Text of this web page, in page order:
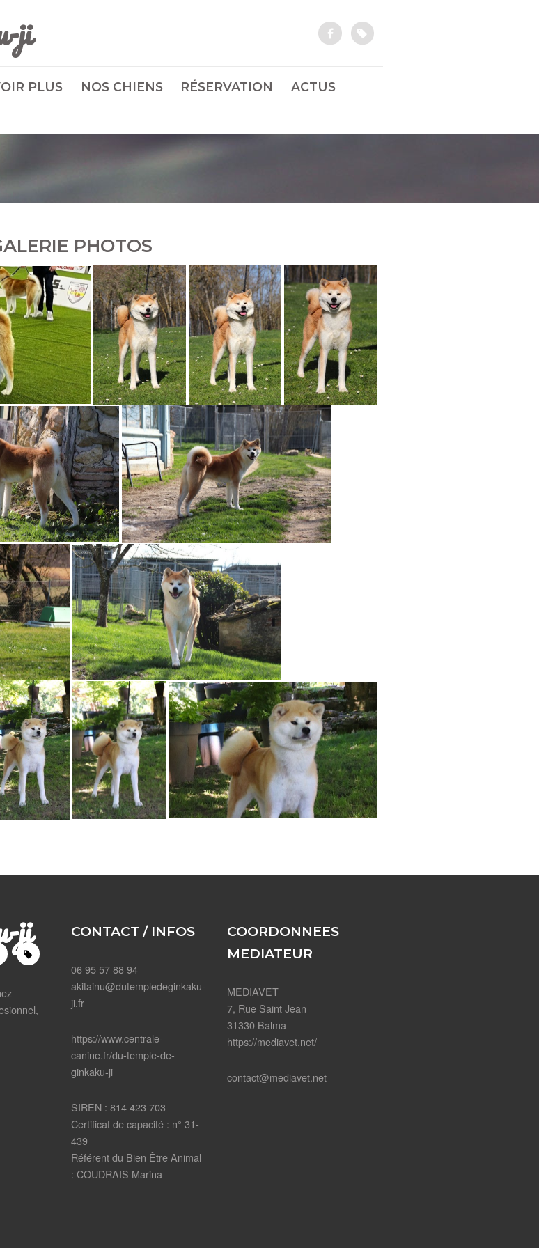
ji
PLUS NOS CHIENS RÉSERVATION
ACTUS
PHOTOS
ji CONTACT / INFOS
06 95 57 88 94
akitainu@dutempledeginkaku-
ji.fr
https://www.centrale-
canine.fr/du-temple-de-
ginkaku-ji
SIREN : 814 423 703
Certificat de capacité : n° 31-
439
Référent du Bien Être Animal
: COUDRAIS Marina
COORDONNEES
MEDIATEUR
MEDIAVET
7, Rue Saint Jean
31330 Balma
https://mediavet.net/
contact@mediavet.net